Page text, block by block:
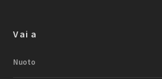
Vai a
Nuoto